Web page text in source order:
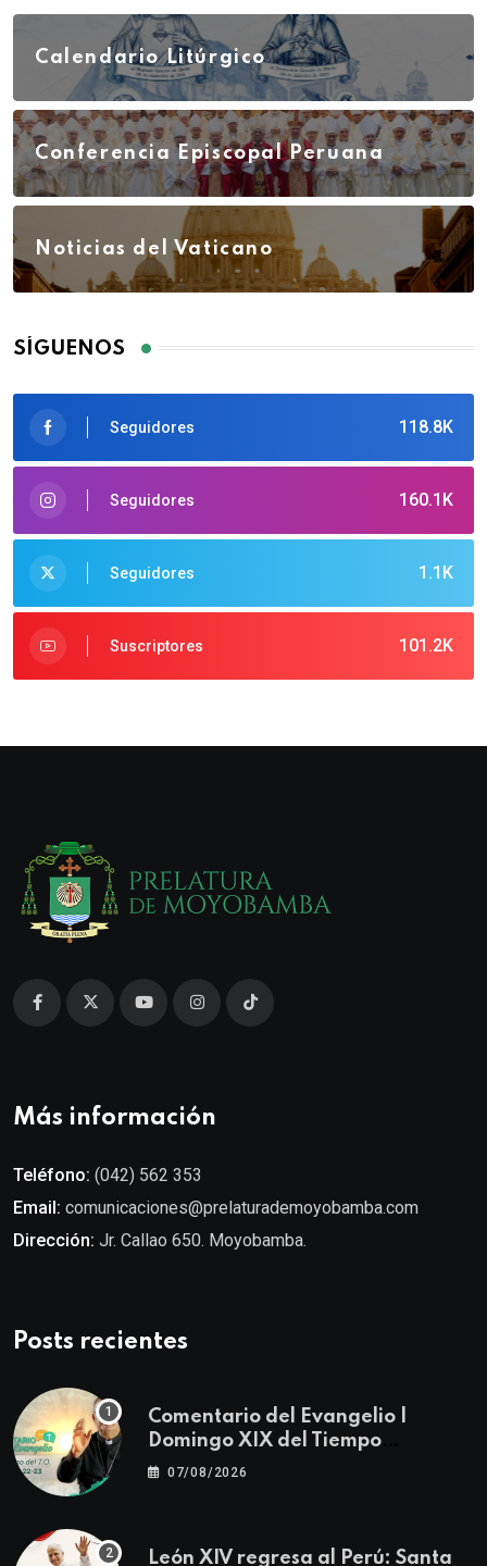
Calendario Litúrgico
Conferencia Episcopal Peruana
Noticias del Vaticano
SÍGUENOS
118.8K
Seguidores
160.1K
Seguidores
1.1K
Seguidores
101.2K
Suscriptores
Más información
Teléfono: (042) 562 353
Email: comunicaciones@prelaturademoyobamba.com
Dirección: Jr. Callao 650. Moyobamba.
Posts recientes
Comentario del Evangelio |
Domingo XIX del Tiempo
Ordinario | Mateo 14, 22-23
07/08/2026
León XIV regresa al Perú: Santa